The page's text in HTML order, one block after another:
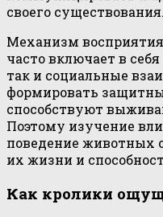
своего существования.
Механизм
часто включает в
так и социальные
формировать
способствуют
Поэтому изучение
поведение животных
их жизни и
Как кролики